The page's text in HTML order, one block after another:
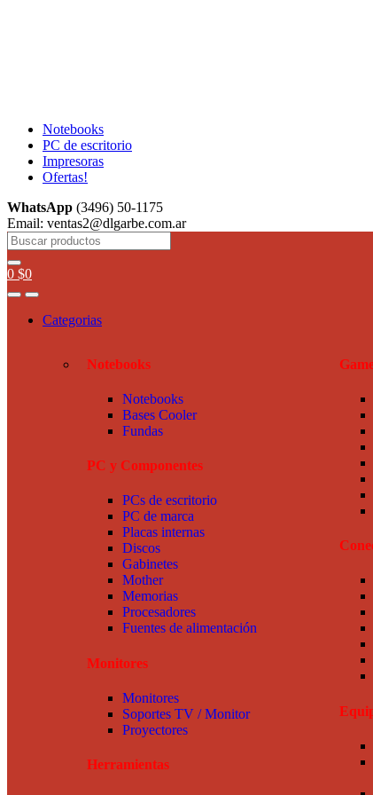
Notebooks
PC de escritorio
Impresoras
Ofertas!
WhatsApp (3496) 50-1175
Email: ventas2@dlgarbe.com.ar
0 $0
Categorias
Notebooks
Notebooks
Bases Cooler
Fundas
PC y Componentes
PCs de escritorio
PC de marca
Placas internas
Discos
Gabinetes
Mother
Memorias
Procesadores
Fuentes de alimentación
Monitores
Monitores
Soportes TV / Monitor
Proyectores
Herramientas